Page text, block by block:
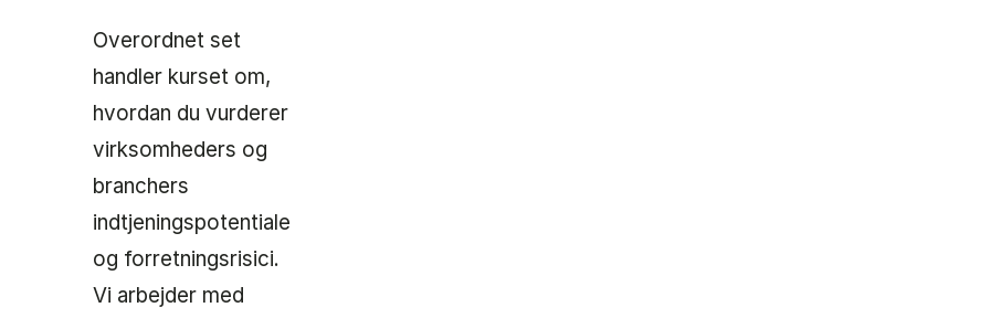
Overordnet set
handler kurset om,
hvordan du vurderer
virksomheders og
branchers
indtjeningspotentiale
og forretningsrisici.
Vi arbejder med